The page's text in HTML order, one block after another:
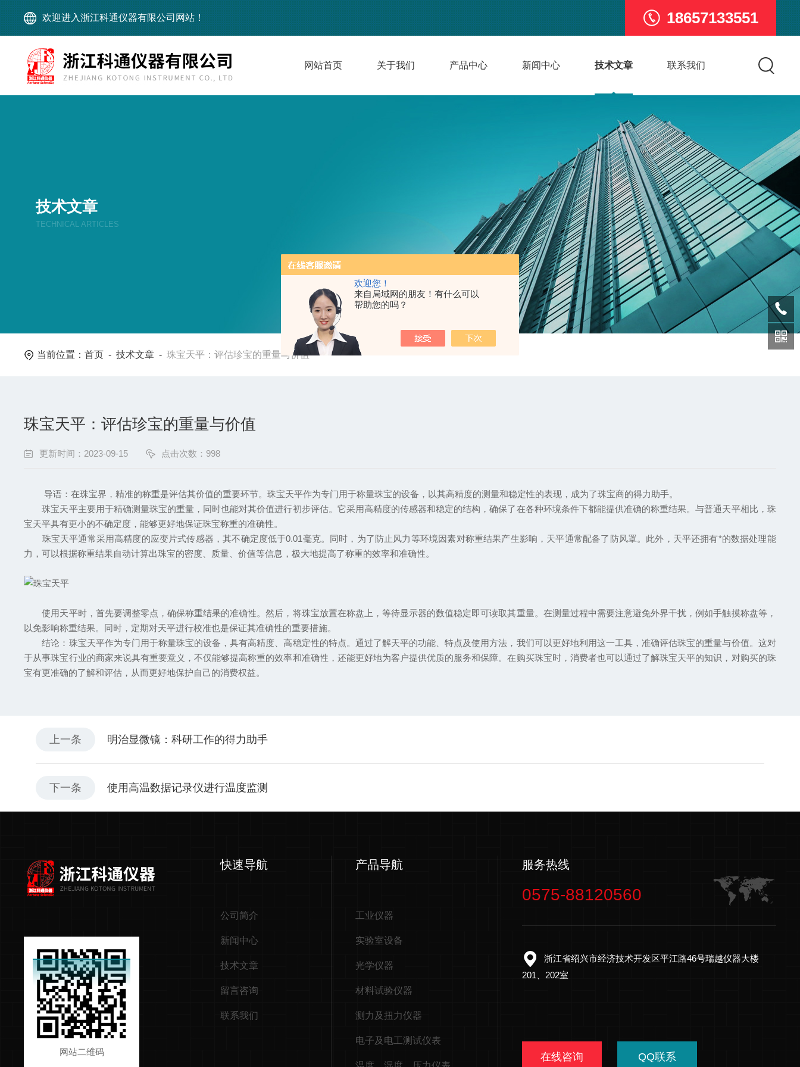
欢迎您！
来自局域网的朋友！有什么可以
帮助您的吗？
欢迎进入浙江科通仪器有限公司网站！ 18657133551
网站首页 关于我们 产品中心 新闻中心 技术文章 联系我们
技术文章
TECHNICAL ARTICLES
当前位置：首页 -技术文章 -珠宝天平：评估珍宝的重量与价值
珠宝天平：评估珍宝的重量与价值
更新时间：2023-09-15 点击次数：998
导语：在珠宝界，精准的称重是评估其价值的重要环节。珠宝天平作为专门用于称量珠宝的设备，以其高精度的测量和稳定性的表现，成为了珠宝商的得力助手。
珠宝天平主要用于精确测量珠宝的重量，同时也能对其价值进行初步评估。它采用高精度的传感器和稳定的结构，确保了在各种环境条件下都能提供准确的称重结果。与普通天平相比，珠
宝天平具有更小的不确定度，能够更好地保证珠宝称重的准确性。
珠宝天平通常采用高精度的应变片式传感器，其不确定度低于0.01毫克。同时，为了防止风力等环境因素对称重结果产生影响，天平通常配备了防风罩。此外，天平还拥有*的数据处理能
力，可以根据称重结果自动计算出珠宝的密度、质量、价值等信息，极大地提高了称重的效率和准确性。
使用天平时，首先要调整零点，确保称重结果的准确性。然后，将珠宝放置在称盘上，等待显示器的数值稳定即可读取其重量。在测量过程中需要注意避免外界干扰，例如手触摸称盘等，
以免影响称重结果。同时，定期对天平进行校准也是保证其准确性的重要措施。
结论：珠宝天平作为专门用于称量珠宝的设备，具有高精度、高稳定性的特点。通过了解天平的功能、特点及使用方法，我们可以更好地利用这一工具，准确评估珠宝的重量与价值。这对
于从事珠宝行业的商家来说具有重要意义，不仅能够提高称重的效率和准确性，还能更好地为客户提供优质的服务和保障。在购买珠宝时，消费者也可以通过了解珠宝天平的知识，对购买的珠
宝有更准确的了解和评估，从而更好地保护自己的消费权益。
上一条 明治显微镜：科研工作的得力助手
下一条 使用高温数据记录仪进行温度监测
网站二维码
快速导航
公司简介
新闻中心
技术文章
留言咨询
联系我们
产品导航
工业仪器
实验室设备
光学仪器
材料试验仪器
测力及扭力仪器
电子及电工测试仪表
服务热线
0575-88120560
浙江省绍兴市经济技术开发区平江路46号瑞越仪器大楼
201、202室
在线咨询 QQ联系